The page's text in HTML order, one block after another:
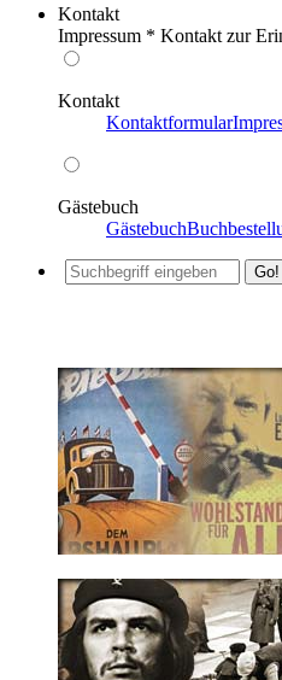
Kontakt
Impressum * Kontakt zur
Kontakt
Kontaktformular
Gästebuch
Gästebuch